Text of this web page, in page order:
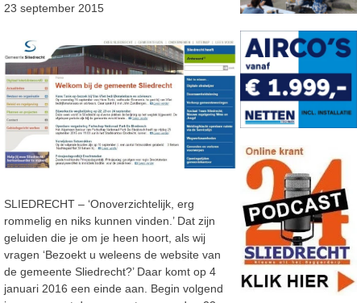
23 september 2015
SLIEDRECHT – ‘Onoverzichtelijk, erg
rommelig en niks kunnen vinden.’ Dat zijn
geluiden die je om je heen hoort, als wij
vragen ‘Bezoekt u weleens de website van
de gemeente Sliedrecht?’ Daar komt op 4
januari 2016 een einde aan. Begin volgend